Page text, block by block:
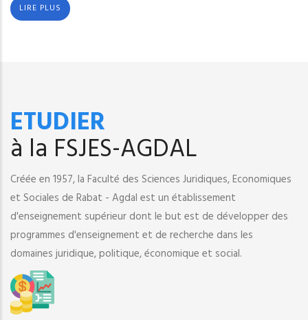
LIRE PLUS
ETUDIER
à la FSJES-AGDAL
Créée en 1957, la Faculté des Sciences Juridiques, Economiques
et Sociales de Rabat - Agdal est un établissement
d'enseignement supérieur dont le but est de développer des
programmes d'enseignement et de recherche dans les
domaines juridique, politique, économique et social.